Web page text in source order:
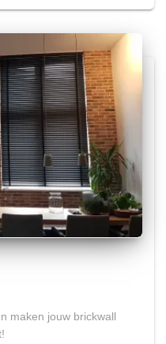
maken jouw brickwall